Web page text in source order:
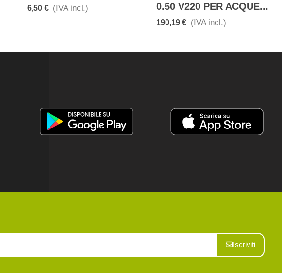
6,50 € (IVA incl.)
0.50 V220 PER ACQUE...
190,19 € (IVA incl.)
Iscriviti